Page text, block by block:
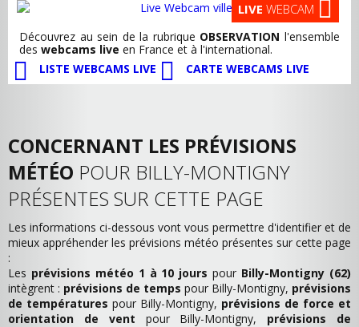
LIVE WEBCAM
Découvrez au sein de la rubrique OBSERVATION l'ensemble
des webcams live en France et à l'international.
LISTE WEBCAMS LIVE
CARTE WEBCAMS LIVE
CONCERNANT LES PRÉVISIONS
MÉTÉO POUR BILLY-MONTIGNY
PRÉSENTES SUR CETTE PAGE
Les informations ci-dessous vont vous permettre d'identifier et de
mieux appréhender les prévisions météo présentes sur cette page
:
Les prévisions météo 1 à 10 jours pour Billy-Montigny (62)
intègrent : prévisions de temps pour Billy-Montigny, prévisions
de températures pour Billy-Montigny, prévisions de force et
orientation de vent pour Billy-Montigny, prévisions de